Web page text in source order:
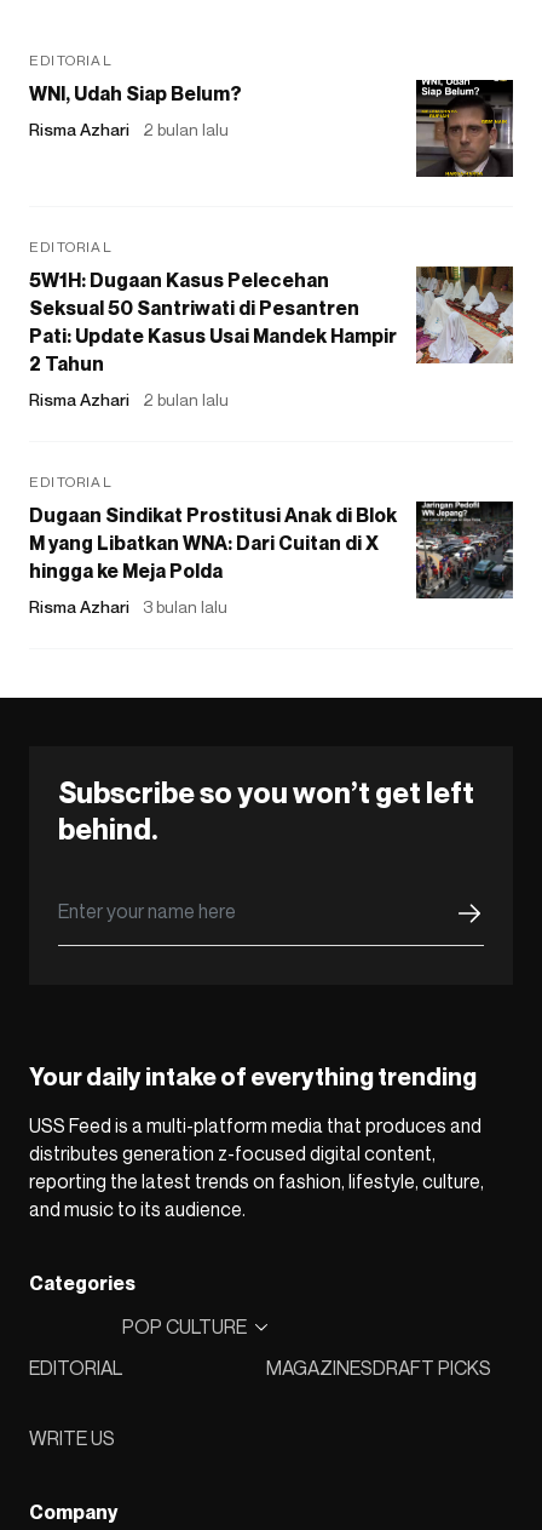
EDITORIAL
WNI, Udah Siap Belum?
Risma Azhari 2 bulan lalu
EDITORIAL
5W1H: Dugaan Kasus Pelecehan
Seksual 50 Santriwati di Pesantren
Pati: Update Kasus Usai Mandek Hampir
2 Tahun
Risma Azhari 2 bulan lalu
EDITORIAL
Dugaan Sindikat Prostitusi Anak di Blok
M yang Libatkan WNA: Dari Cuitan di X
hingga ke Meja Polda
Risma Azhari 3 bulan lalu
Subscribe so you won’t get left
behind.
Your daily intake of everything trending
USS Feed is a multi-platform media that produces and
distributes generation z-focused digital content,
reporting the latest trends on fashion, lifestyle, culture,
and music to its audience.
Categories
EDITORIAL
POP CULTURE
MAGAZINESDRAFT PICKS
WRITE US
Company